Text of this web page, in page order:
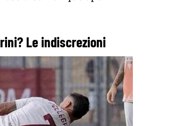
Le indiscrezioni